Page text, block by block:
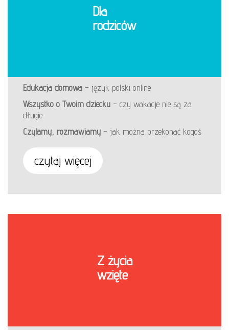
Dla
rodziców
Edukacja domowa – język polski online
Wszystko o Twoim dziecku – czy wakacje nie są za
długie
Czytamy, rozmawiamy – jak można przekonać kogoś
czytaj więcej
Z życia
wzięte